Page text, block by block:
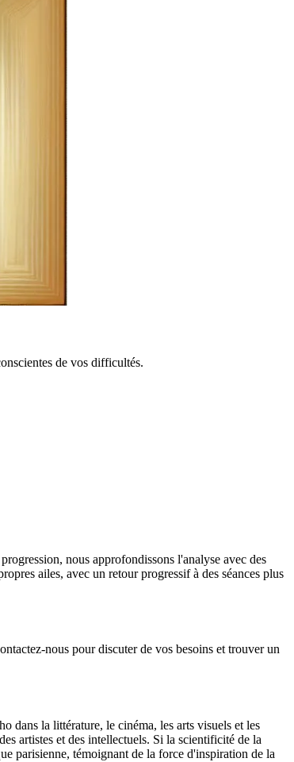
de vos difficultés.
nous approfondissons l'analyse avec des
ailes, avec un retour progressif à des séances plus
nous pour discuter de vos besoins et trouver un
dans la littérature, le cinéma, les arts visuels et les
artistes et des intellectuels. Si la scientificité de la
parisienne, témoignant de la force d'inspiration de la